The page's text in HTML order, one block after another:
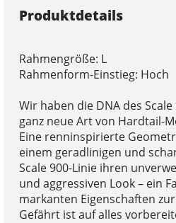
Produktdetails
Rahmengröße: L
Rahmenform-Einstieg: Hoch
Wir haben die DNA des
ganz neue Art von Hardtail-
Eine renninspirierte
einem geradlinigen und
Scale 900-Linie ihren
und aggressiven Look – ein
markanten Eigenschaften
Gefährt ist auf alles